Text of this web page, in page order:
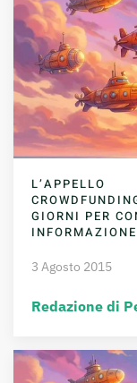
L’APPELLO
GIORNI PER
INFORMAZIONE
3 Agosto 2015
Redazione di